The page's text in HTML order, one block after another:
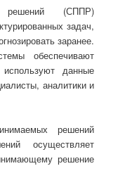
решений (СППР)
задач,
заранее.
обеспечивают
данные
аналитики и
решений
осуществляет
решение